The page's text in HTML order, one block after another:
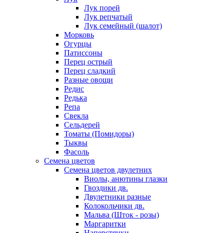
Лук порей
Лук репчатый
Лук семейный (шалот)
Морковь
Огурцы
Патиссоны
Перец острый
Перец сладкий
Разные овощи
Редис
Редька
Репа
Свекла
Сельдерей
Томаты (Помидоры)
Тыквы
Фасоль
Семена цветов
Семена цветов двулетних
Виолы, анютины глазки
Гвоздики дв.
Двулетники разные
Колокольчики дв.
Мальва (Шток - розы)
Маргаритки